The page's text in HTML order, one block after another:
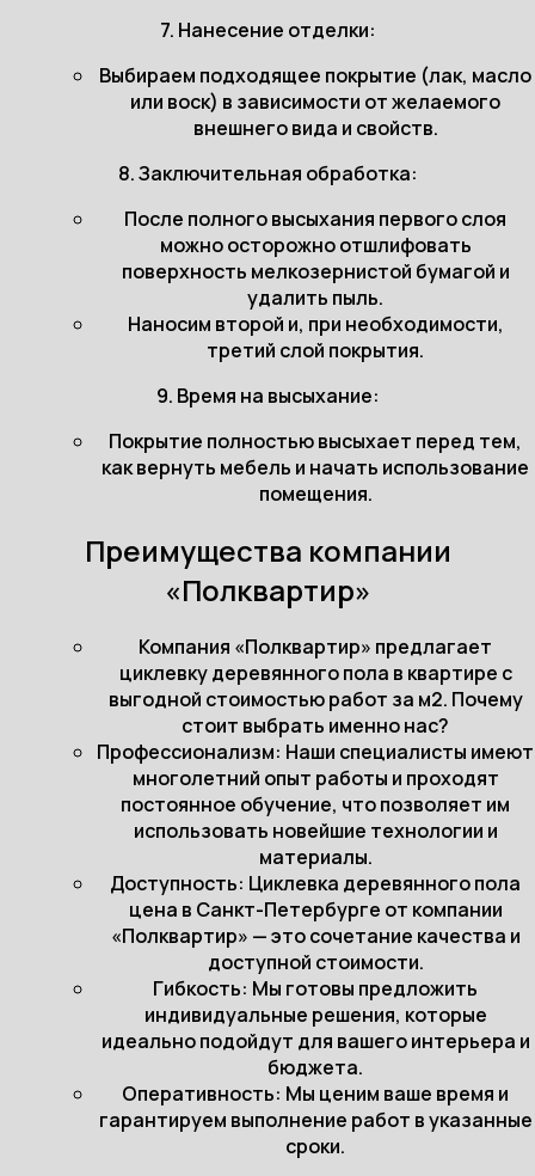
7. Нанесение отделки:
Выбираем подходящее покрытие (лак, масло
или воск) в зависимости от желаемого
внешнего вида и свойств.
8. Заключительная обработка:
После полного высыхания первого слоя
можно осторожно отшлифовать
поверхность мелкозернистой бумагой и
удалить пыль.
Наносим второй и, при необходимости,
третий слой покрытия.
9. Время на высыхание:
Покрытие полностью высыхает перед тем,
как вернуть мебель и начать использование
помещения.
Преимущества компании
«Полквартир»
Компания «Полквартир» предлагает
циклевку деревянного пола в квартире с
выгодной стоимостью работ за м2. Почему
стоит выбрать именно нас?
Профессионализм: Наши специалисты имеют
многолетний опыт работы и проходят
постоянное обучение, что позволяет им
использовать новейшие технологии и
материалы.
Доступность: Циклевка деревянного пола
цена в Санкт-Петербурге от компании
«Полквартир» — это сочетание качества и
доступной стоимости.
Гибкость: Мы готовы предложить
индивидуальные решения, которые
идеально подойдут для вашего интерьера и
бюджета.
Оперативность: Мы ценим ваше время и
гарантируем выполнение работ в указанные
сроки.